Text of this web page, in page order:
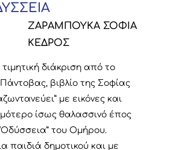
ΖΑΡΑΜΠΟΥΚΑ ΣΟΦΙΑ
ΚΕΔΡΟΣ
διάκριση από το
βιβλίο της Σοφίας
με εικόνες και
ίσως θαλασσινό έπος
του Ομήρου.
παιδιά δημοτικού και με